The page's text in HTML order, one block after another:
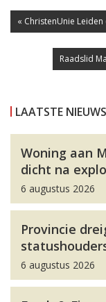
« ChristenUnie
Raadslid
LAATSTE NIEUWS
Woning aan
dicht na
6 augustus 2026
Provincie
6 augustus 2026